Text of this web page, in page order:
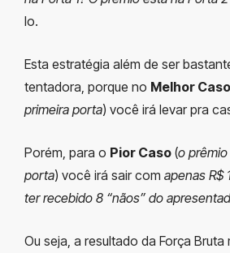
lo.
Esta estratégia além de ser
tentadora, porque no Melhor Caso
primeira porta) você irá levar pra
Porém, para o Pior Caso (o
porta) você irá sair com apenas R$
ter recebido 8 “nãos” do
Ou seja, a resultado da Força Bruta